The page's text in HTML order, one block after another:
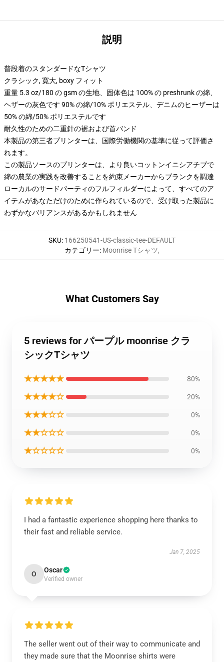
説明
普段着のスタンダードなTシャツ
クラシック, 寛大, boxy フィット
重量 5.3 oz/180 の gsm の生地、固体色は 100% の preshrunk の綿、
ヘザーの灰色です 90% の綿/10% ポリエステル、デニムのヒーザーは
50% の綿/50% ポリエステルです
耐久性のための二重針の裾および首バンド
本製品の第三者プリンターは、国際労働機関の基準に従って評価さ
れます。
この製品ソースのプリンターは、より良いコットンイニシアチブで
綿の農業の実践を改善することを約束メーカーからブランクを調達
ローカルのサードパーティのフルフィルダーによって、すべてのア
イテムがあなただけのために作られているので、受け取った製品に
わずかなバリアンスがあるかもしれません
SKU: 166250541-US-classic-tee-DEFAULT
カテゴリー: Moonrise Tシャツ,
What Customers Say
5 reviews for パープル moonrise クラ
シックTシャツ
★★★★★ 80%
★★★★☆ 20%
★★★☆☆ 0%
★★☆☆☆ 0%
★☆☆☆☆ 0%
I had a fantastic experience shopping here thanks to
their fast and reliable service.
Jan 7, 2025
O Oscar
Verified owner
The seller went out of their way to communicate and
they made sure that the Moonrise shirts were